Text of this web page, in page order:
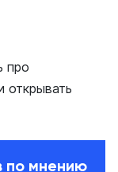
про
открывать
по мнению